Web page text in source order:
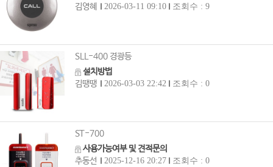
김영혜
2026-03-11 09:10 조회수 : 9
SLL-400 경광등
설치방법
김땡땡
2026-03-03 22:42 조회수 : 0
ST-700
사용가능여부 및 견적문의
추동선
2025-12-16 20:27 조회수 : 0